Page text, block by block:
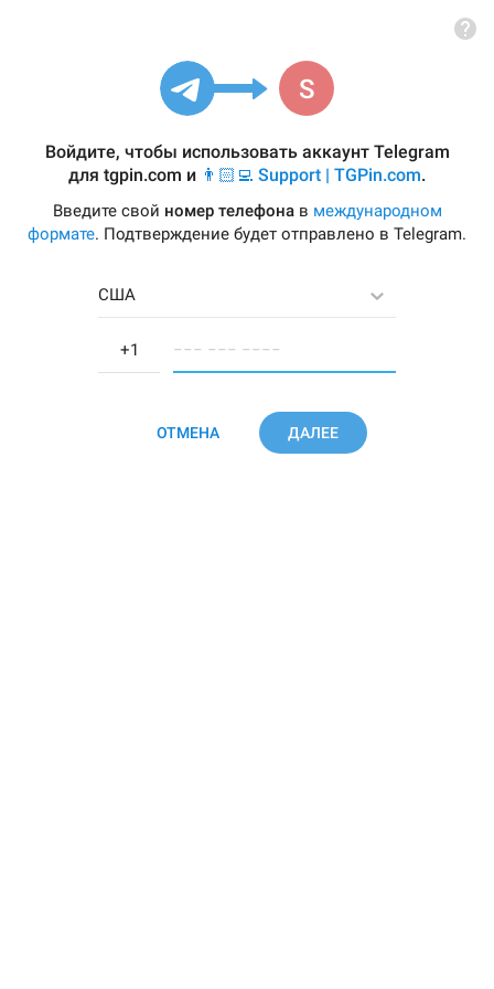
Войдите, чтобы использовать аккаунт Telegram
для tgpin.com и 👨🏻‍💻 Support | TGPin.com.
Введите свой номер телефонав международном
формате. Подтверждение будет отправлено в Telegram.
США
−−− −−− −−−−
ОТМЕНА ДАЛЕЕ